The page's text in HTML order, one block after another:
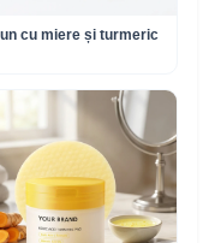
cu miere și turmeric